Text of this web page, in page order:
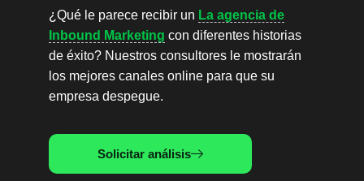
¿Qué le parece recibir un La agencia de
Inbound Marketing con diferentes historias
de éxito? Nuestros consultores le mostrarán
los mejores canales online para que su
empresa despegue.
Solicitar análisis